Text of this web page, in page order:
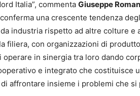
Italia”, commenta Giuseppe
una crescente tendenza
industria rispetto ad altre colture e
filiera, con organizzazioni di
in sinergia tra loro dando
e integrato che costituisce
affrontare insieme i problemi che si